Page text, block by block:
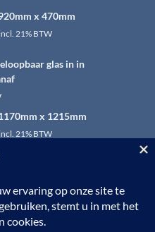
x 470mm
incl. 21% BTW
glas in in
x 1215mm
Huidige
incl. 21% BTW
onderdeel van HTI-RVS |